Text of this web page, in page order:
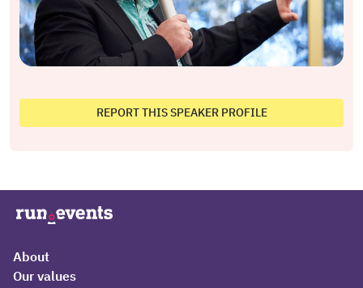
REPORT THIS SPEAKER PROFILE
About
Our values